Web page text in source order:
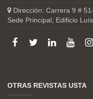
Dirección: Carrera 9 #
Sede Principal, Edificio
OTRAS REVISTAS USTA